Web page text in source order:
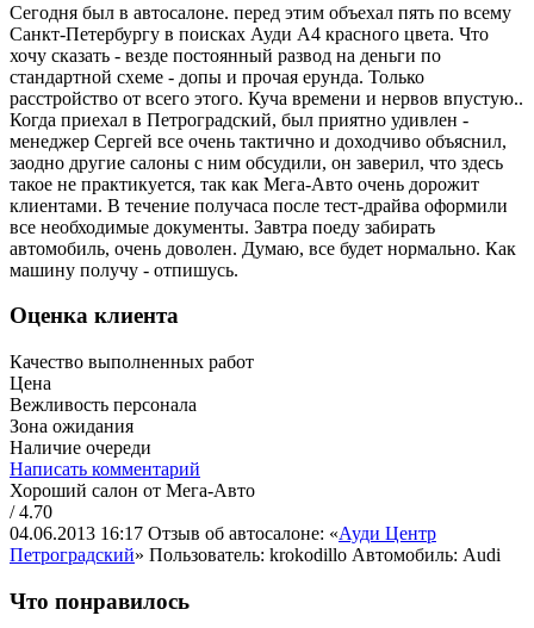
Сегодня был в автосалоне. перед этим объехал пять по всему
Санкт-Петербургу в поисках Ауди А4 красного цвета. Что
хочу сказать - везде постоянный развод на деньги по
стандартной схеме - допы и прочая ерунда. Только
расстройство от всего этого. Куча времени и нервов впустую..
Когда приехал в Петроградский, был приятно удивлен -
менеджер Сергей все очень тактично и доходчиво объяснил,
заодно другие салоны с ним обсудили, он заверил, что здесь
такое не практикуется, так как Мега-Авто очень дорожит
клиентами. В течение получаса после тест-драйва оформили
все необходимые документы. Завтра поеду забирать
автомобиль, очень доволен. Думаю, все будет нормально. Как
машину получу - отпишусь.
Оценка клиента
Качество выполненных работ
Цена
Вежливость персонала
Зона ожидания
Наличие очереди
Написать комментарий
Хороший салон от Мега-Авто
/ 4.70
04.06.2013 16:17 Отзыв об автосалоне: «Ауди Центр
Петроградский» Пользователь: krokodillo Автомобиль: Audi
Что понравилось